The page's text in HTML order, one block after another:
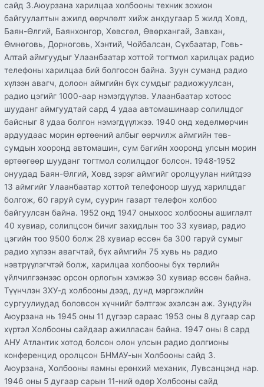
сайд З.Аюурзана харилцаа холбооны техник зохион
байгуулалтын ажилд өөрчлөлт хийж анхдугаар 5 жилд Ховд,
Баян-Өлгий, Баянхонгор, Хөвсгөл, Өвөрхангай, Завхан,
Өмнөговь, Дорноговь, Хэнтий, Чойбалсан, Сүхбаатар, Говь-
Алтай аймгуудыг Улаанбаатар хоттой тогтмол харилцах радио
телефоны харилцаа бий болгосон байна. Зуун суманд радио
хүлээн авагч, долоон аймгийн бүх сумдыг радиожуулсан,
радио цэгийг 1000-аар нэмэгдүүлэв. Улаанбаатар хотоос
шууданг аймгуудтай сард 4 удаа автомашинаар солилцдог
байсныг 8 удаа болгон нэмэгдүүлжээ. 1940 онд хөдөлмөрчин
ардуудаас морин өртөөний албыг өөрчилж аймгийн төв-
сумдын хооронд автомашин, сум багийн хооронд улсын морин
өртөөгөөр шууданг тогтмол солилцдог болсон. 1948-1952
онуудад Баян-Өлгий, Ховд зэрэг аймгийг оролцуулан нийтдээ
13 аймгийг Улаанбаатар хоттой телефоноор шууд харилцдаг
болгож, 60 гаруй сум, суурин газарт телефон холбоо
байгуулсан байна. 1952 онд 1947 оныхоос холбооны ашиглалт
40 хувиар, солилцсон бичиг захидлын тоо 33 хувиар, радио
цэгийн тоо 9500 болж 28 хувиар өссөн ба 300 гаруй сумыг
радио хүлээн авагчтай, бүх аймгийн 75 хувь нь радио
нэвтрүүлэгчтэй болж, харилцаа холбооны бүх төрлийн
үйлчилгээнээс орсон орлогын хэмжээ 30 хувиар өссөн байна.
Түүнчлэн ЗХУ-д холбооны дээд, дунд мэргэжлийн
сургуулиудад боловсон хүчнийг бэлтгэж эхэлсэн аж. Зундуйн
Аюурзана нь 1945 оны 11 дүгээр сараас 1953 оны 8 дугаар сар
хүртэл Холбооны сайдаар ажилласан байна. 1947 оны 8 сард
АНУ Атлантик хотод болсон олон улсын радио долгионы
конференцид оролцсон БНМАУ-ын Холбооны сайд З.
Аюурзана, Холбооны яамны ерөнхий механик, Лувсанцэнд нар.
1946 оны 5 дугаар сарын 11-ний өдөр Холбооны сайд